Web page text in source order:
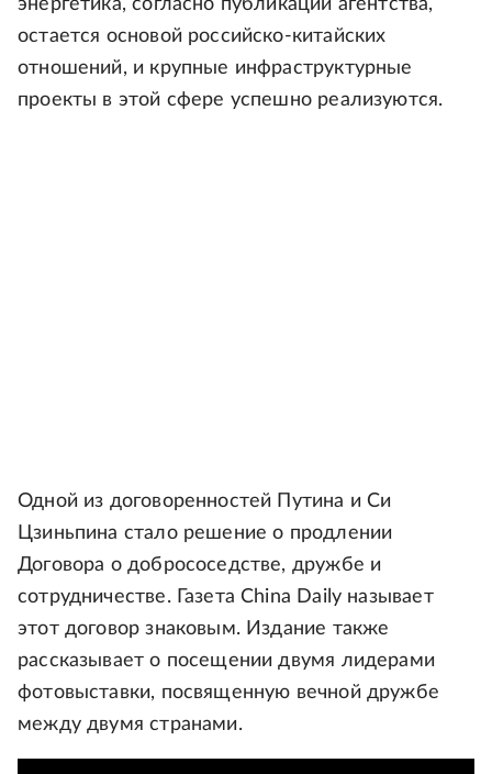
энергетика, согласно публикации агентства,
остается основой российско-китайских
отношений, и крупные инфраструктурные
проекты в этой сфере успешно реализуются.
Одной из договоренностей Путина и Си
Цзиньпина стало решение о продлении
Договора о добрососедстве, дружбе и
сотрудничестве. Газета China Daily называет
этот договор знаковым. Издание также
рассказывает о посещении двумя лидерами
фотовыставки, посвященную вечной дружбе
между двумя странами.